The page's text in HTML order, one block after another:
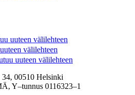
uuteen välilehteen
välilehteen
uuteen välilehteen
34, 00510 Helsinki
Y–tunnus 0116323–1